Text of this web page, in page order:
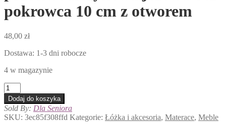
pokrowca 10 cm z otworem
48,00 zł
Dostawa: 1-3 dni robocze
4 w magazynie
ilość
Materacyk/
podkładka
przeciwodleżynowa
jeżowa
Dodaj do koszyka
Sold By: Dla Seniora
SKU: 3ec85f308ffd Kategorie: Łóżka i akcesoria, Materace, Meble